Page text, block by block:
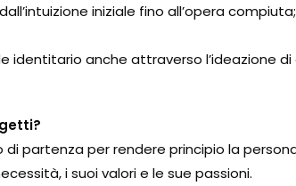
iniziale fino all’opera compiuta;
anche attraverso l’ideazione di
partenza per rendere principio la
i suoi valori e le sue passioni.